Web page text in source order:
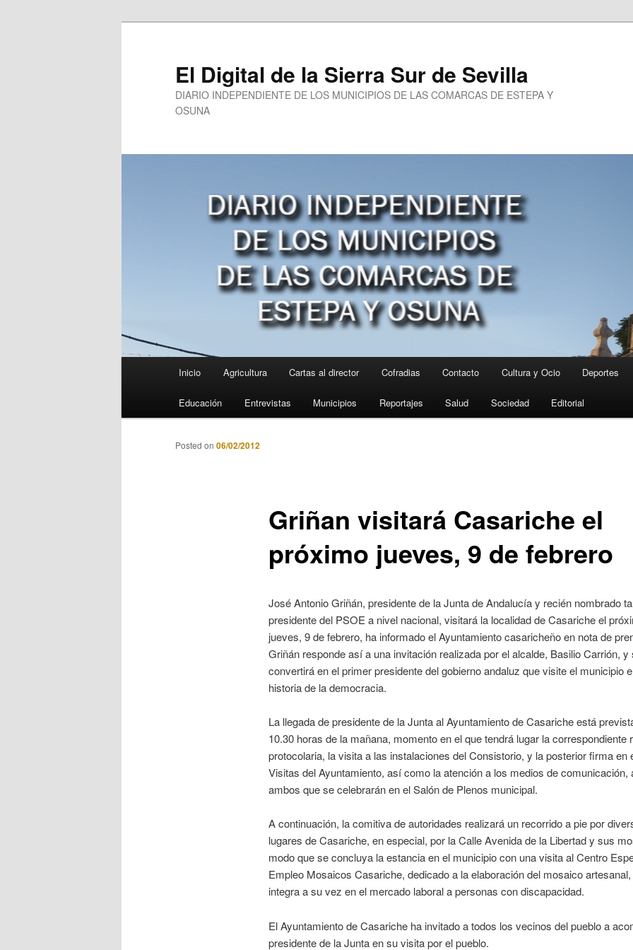
El Digital de la Sierra Sur de Sevilla
DIARIO INDEPENDIENTE DE LOS MUNICIPIOS DE LAS COMARCAS DE ESTEPA Y
OSUNA
Inicio Agricultura Cartas al director Cofradias Contacto Cultura y Ocio Deportes
Educación Entrevistas Municipios Reportajes Salud Sociedad Editorial
Griñan visitará Casariche el
próximo jueves, 9 de febrero
Posted on 06/02/2012
José Antonio Griñán, presidente de la Junta de Andalucía y recién nombrado
presidente del PSOE a nivel nacional, visitará la localidad de Casariche el
jueves, 9 de febrero, ha informado el Ayuntamiento casaricheño en nota de
Griñán responde así a una invitación realizada por el alcalde, Basilio Carrión, y
convertirá en el primer presidente del gobierno andaluz que visite el municipio
historia de la democracia.
La llegada de presidente de la Junta al Ayuntamiento de Casariche está
10.30 horas de la mañana, momento en el que tendrá lugar la correspondiente
protocolaria, la visita a las instalaciones del Consistorio, y la posterior firma en
Visitas del Ayuntamiento, así como la atención a los medios de comunicación,
ambos que se celebrarán en el Salón de Plenos municipal.
A continuación, la comitiva de autoridades realizará un recorrido a pie por
lugares de Casariche, en especial, por la Calle Avenida de la Libertad y sus
modo que se concluya la estancia en el municipio con una visita al Centro
Empleo Mosaicos Casariche, dedicado a la elaboración del mosaico
integra a su vez en el mercado laboral a personas con discapacidad.
El Ayuntamiento de Casariche ha invitado a todos los vecinos del pueblo a
presidente de la Junta en su visita por el pueblo.